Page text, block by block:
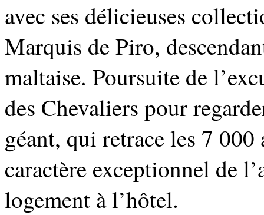
avec ses délicieuses
Marquis de Piro,
maltaise. Poursuite de
des Chevaliers pour
géant, qui retrace les 7
caractère exceptionnel de
logement à l’hôtel.